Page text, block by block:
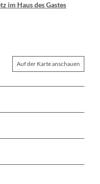
im Haus des Gastes
Auf der Karte anschauen